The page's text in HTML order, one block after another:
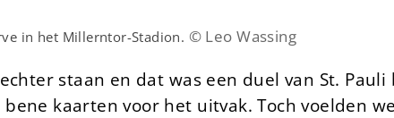
in het Millerntor-Stadion. © Leo Wassing
staan en dat was een duel van St.
kaarten voor het uitvak. Toch voelden